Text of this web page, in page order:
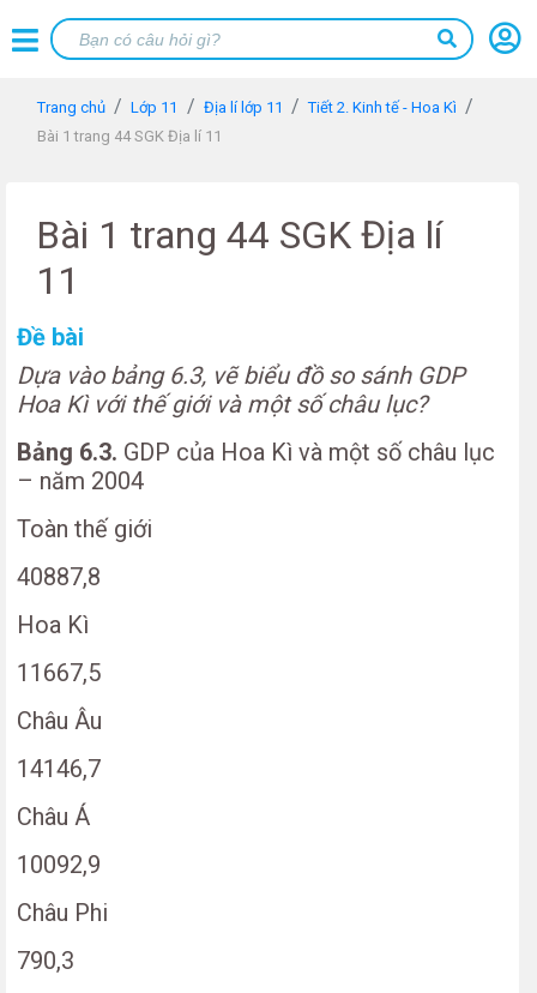
Trang chủ Lớp 11 Địa lí lớp 11
Tiết 2. Kinh tế - Hoa Kì
Bài 1 trang 44 SGK Địa lí 11
Bài 1 trang 44 SGK Địa lí
11
Đề bài
Dựa vào bảng 6.3, vẽ biểu đồ so sánh GDP
Hoa Kì với thế giới và một số châu lục?
Bảng 6.3. GDP của Hoa Kì và một số châu lục
– năm 2004
Toàn thế giới
40887,8
Hoa Kì
11667,5
Châu Âu
14146,7
Châu Á
10092,9
Châu Phi
790,3